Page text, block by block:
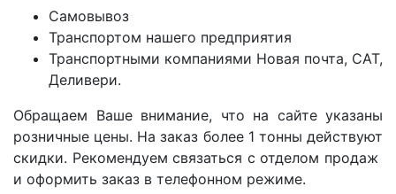
Самовывоз
Транспортом нашего предприятия
Транспортными компаниями Новая почта, САТ,
Деливери.
Обращаем Ваше внимание, что на сайте указаны
розничные цены. На заказ более 1 тонны действуют
скидки. Рекомендуем связаться с отделом продаж
и оформить заказ в телефонном режиме.